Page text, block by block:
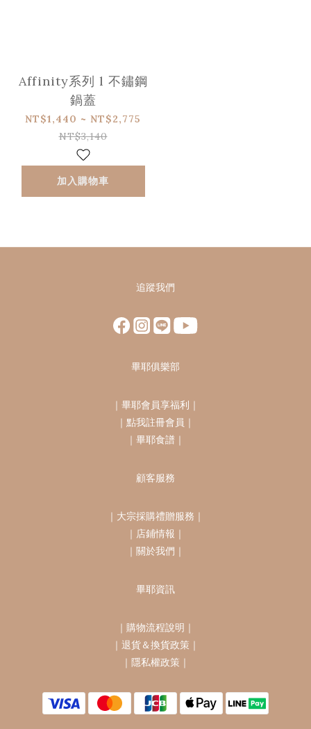
Affinity系列 l 不鏽鋼
鍋蓋
NT$1,440 ~ NT$2,775
NT$3,140
加入購物車
追蹤我們
畢耶俱樂部
｜ 畢耶會員享福利 ｜
｜ 點我註冊會員 ｜
｜ 畢耶食譜 ｜
顧客服務
｜ 大宗採購禮贈服務 ｜
｜ 店鋪情報 ｜
｜ 關於我們 ｜
畢耶資訊
｜ 購物流程說明 ｜
｜ 退貨＆換貨政策 ｜
｜ 隱私權政策 ｜